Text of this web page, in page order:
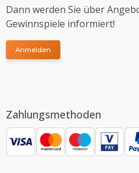
Dann werden Sie über
Gewinnspiele informiert!
Anmelden
Zahlungsmethoden